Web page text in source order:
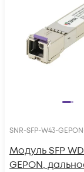
SNR-SFP-W43-
Модуль SFP
GEPON,